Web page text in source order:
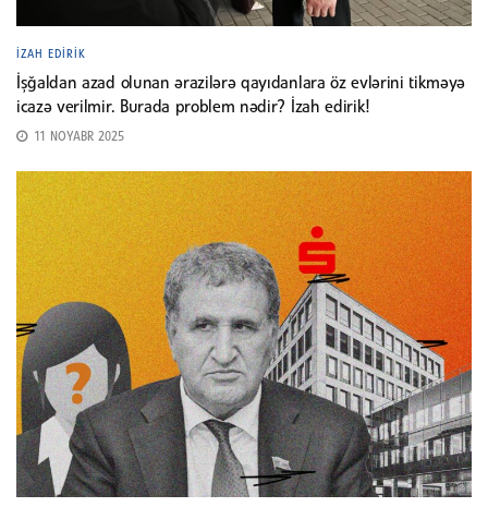
İZAH EDIRIK
İşğaldan azad olunan ərazilərə qayıdanlara öz evlərini tikməyə
icazə verilmir. Burada problem nədir? İzah edirik!
11 NOYABR 2025